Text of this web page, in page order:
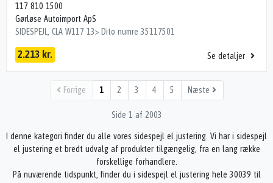
117 810 1500
Gørløse Autoimport ApS
SIDESPEJL, CLA W117 13> Dito numre 35117501
2.213 kr. Se detaljer
Forrige 1 2 3 4 5 Næste
Side 1 af 2003
I denne kategori finder du alle vores sidespejl el justering. Vi har i sidespejl
el justering et bredt udvalg af produkter tilgængelig, fra en lang række
forskellige forhandlere.
På nuværende tidspunkt, finder du i sidespejl el justering hele 30039 til